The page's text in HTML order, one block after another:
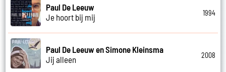
Paul De Leeuw
Je hoort bij mij
1994
Paul De Leeuw en Simone Kleinsma
Jij alleen
2008